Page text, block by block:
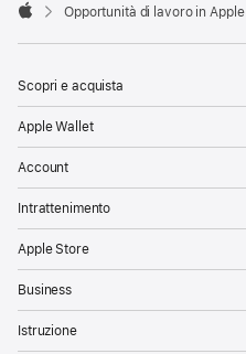

Opportunità di lavoro in Apple
Scopri e acquista
Apple Wallet
Account
Intrattenimento
Apple Store
Business
Istruzione